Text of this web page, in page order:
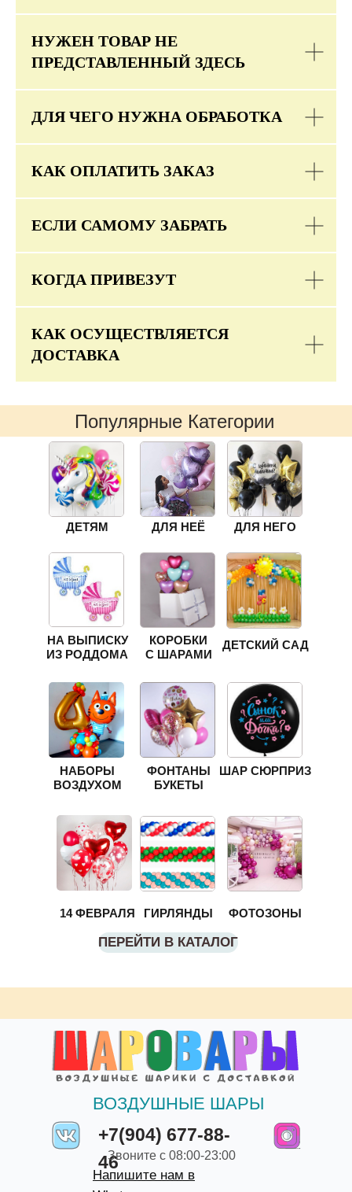
НУЖЕН ТОВАР НЕ
ПРЕДСТАВЛЕННЫЙ ЗДЕСЬ
ДЛЯ ЧЕГО НУЖНА ОБРАБОТКА
КАК ОПЛАТИТЬ ЗАКАЗ
ЕСЛИ САМОМУ ЗАБРАТЬ
КОГДА ПРИВЕЗУТ
КАК ОСУЩЕСТВЛЯЕТСЯ
ДОСТАВКА
Популярные Категории
ФОНТАНЫ
БУКЕТЫ
ДЛЯ НЕЁ ДЛЯ НЕГО
ДЕТЯМ
НА ВЫПИСКУ
ИЗ РОДДОМА
ШАР СЮРПРИЗ
ГИРЛЯНДЫ
ПЕРЕЙТИ В КАТАЛОГ
ФОТОЗОНЫ
КОРОБКИ
С ШАРАМИ
14 ФЕВРАЛЯ
НАБОРЫ
ВОЗДУХОМ
ДЕТСКИЙ САД
+7(904) 677-88-
46
ВОЗДУШНЫЕ ШАРЫ
Звоните с 08:00-23:00
Напишите нам в